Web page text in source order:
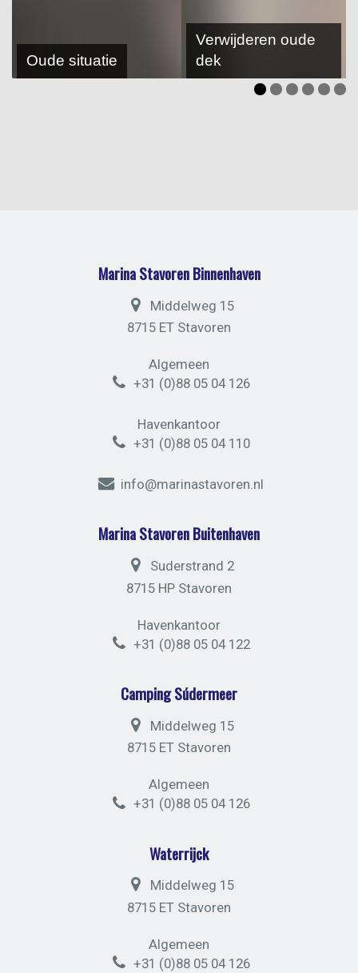
Oude situatie
Verwijderen oude
dek
Marina Stavoren Binnenhaven
Middelweg 15
8715 ET Stavoren
Algemeen
+31 (0)88 05 04 126
Havenkantoor
+31 (0)88 05 04 110
info@marinastavoren.nl
Marina Stavoren Buitenhaven
Suderstrand 2
8715 HP Stavoren
Havenkantoor
+31 (0)88 05 04 122
Camping Súdermeer
Middelweg 15
8715 ET Stavoren
Algemeen
+31 (0)88 05 04 126
Waterrijck
Middelweg 15
8715 ET Stavoren
Algemeen
+31 (0)88 05 04 126